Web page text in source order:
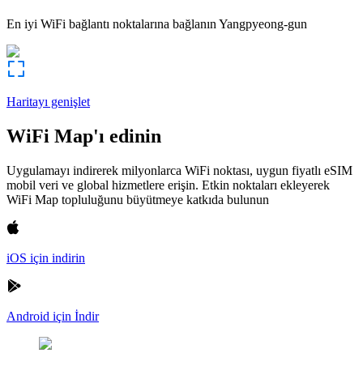
En iyi WiFi bağlantı noktalarına bağlanın Yangpyeong-gun
Haritayı genişlet
WiFi Map'ı edinin
Uygulamayı indirerek milyonlarca WiFi noktası, uygun fiyatlı eSIM
mobil veri ve global hizmetlere erişin. Etkin noktaları ekleyerek
WiFi Map topluluğunu büyütmeye katkıda bulunun
iOS için indirin
Android için İndir